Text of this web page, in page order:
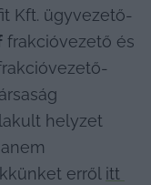
Kft. ügyvezető-
helyzet
erről itt